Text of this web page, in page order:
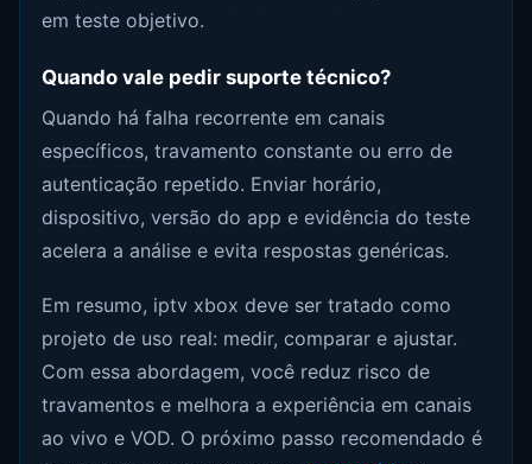
em teste objetivo.
Quando vale pedir suporte técnico?
Quando há falha recorrente em canais
específicos, travamento constante ou erro de
autenticação repetido. Enviar horário,
dispositivo, versão do app e evidência do teste
acelera a análise e evita respostas genéricas.
Em resumo, iptv xbox deve ser tratado como
projeto de uso real: medir, comparar e ajustar.
Com essa abordagem, você reduz risco de
travamentos e melhora a experiência em canais
ao vivo e VOD. O próximo passo recomendado é